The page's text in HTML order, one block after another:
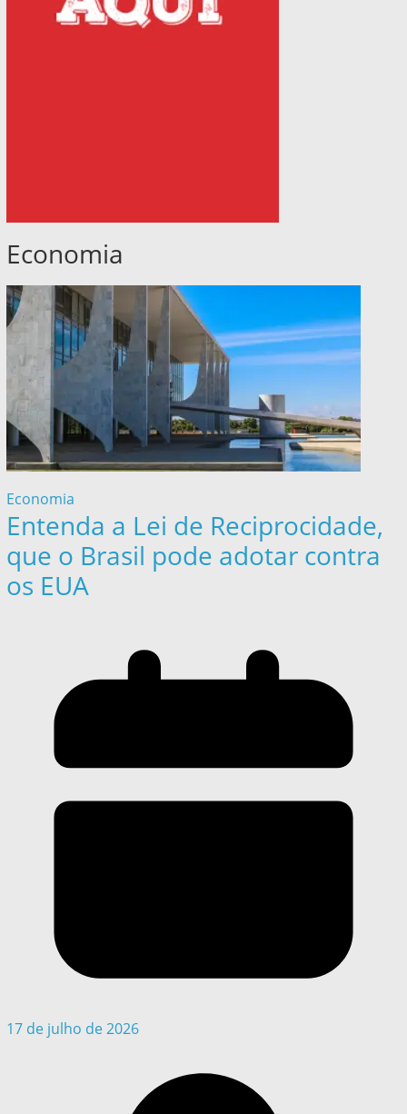
Economia
Economia
Entenda a Lei de Reciprocidade,
que o Brasil pode adotar contra
os EUA
17 de julho de 2026